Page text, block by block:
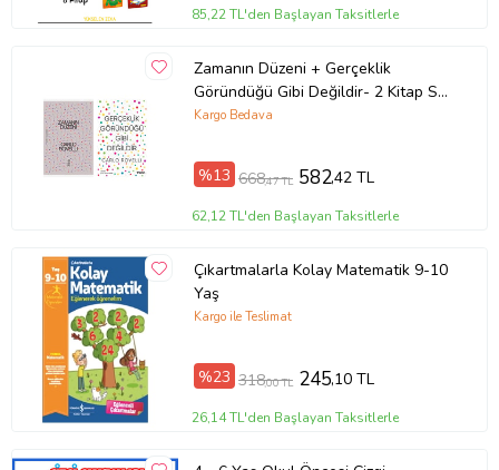
85,22 TL'den Başlayan Taksitlerle
Zamanın Düzeni + Gerçeklik
Göründüğü Gibi Değildir- 2 Kitap Set
- Iş Bankası Özel Set Zamanın
Kargo Bedava
%13 668,47 TL 582,42 TL
62,12 TL'den Başlayan Taksitlerle
Çıkartmalarla Kolay Matematik 9-10
Yaş
Kargo ile Teslimat
%23 318,00 TL 245,10 TL
26,14 TL'den Başlayan Taksitlerle